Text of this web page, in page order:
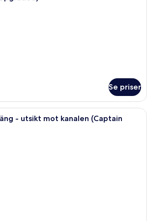
Se priser
Rum - 1 queensize-säng - utsikt mot
- utsikt mot kanalen (Captain